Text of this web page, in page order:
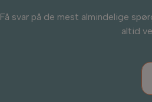
Få svar på de mest almindelige
altid